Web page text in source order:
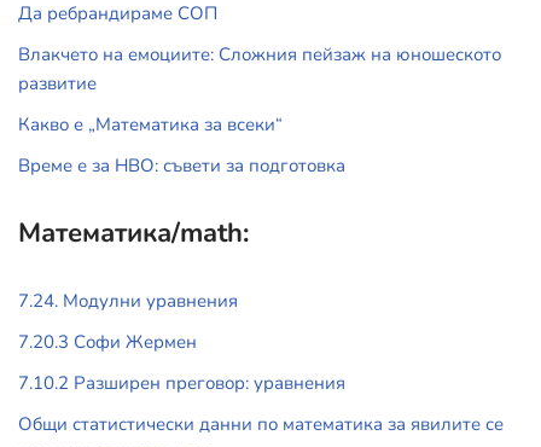
Да ребрандираме СОП
Влакчето на емоциите: Сложния пейзаж на юношеското
развитие
Какво е „Математика за всеки“
Време е за НВО: съвети за подготовка
Математика/math:
7.24. Модулни уравнения
7.20.3 Софи Жермен
7.10.2 Разширен преговор: уравнения
Общи статистически данни по математика за явилите се